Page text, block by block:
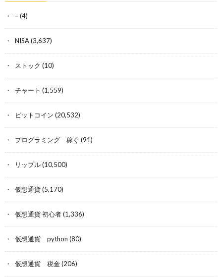
–(4)
NISA(3,637)
ストック (10)
チャート (1,559)
ビットコイン (20,532)
プログラミング 稼ぐ (91)
リップル(10,500)
仮想通貨(5,170)
仮想通貨 初心者(1,336)
仮想通貨 python (80)
仮想通貨 税金(206)